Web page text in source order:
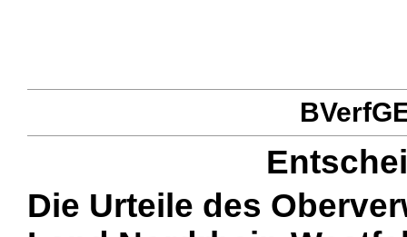
Die Urteile des